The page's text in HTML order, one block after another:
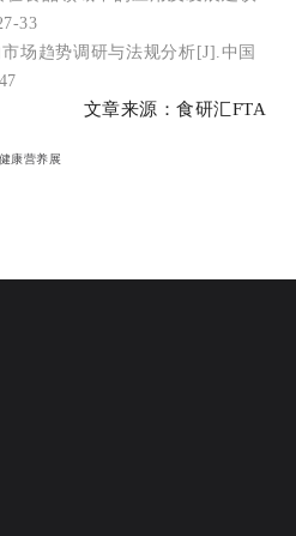
33
场趋势调研与法规分析[J].中国
文章来源：食研汇FTA
康营养展